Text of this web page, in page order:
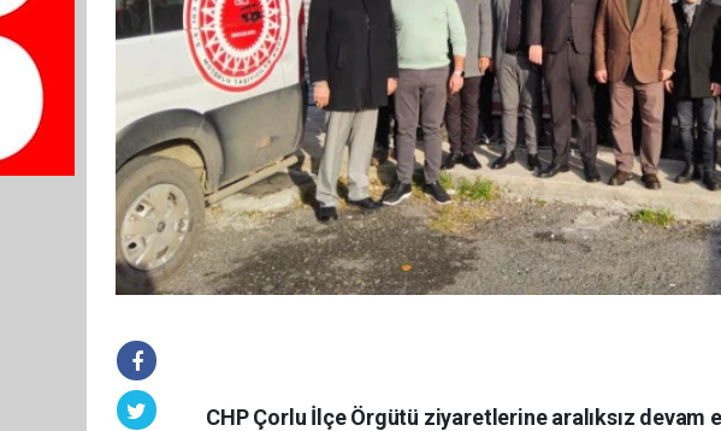
CHP Çorlu İlçe Örgütü ziyaretlerine aralıksız devam